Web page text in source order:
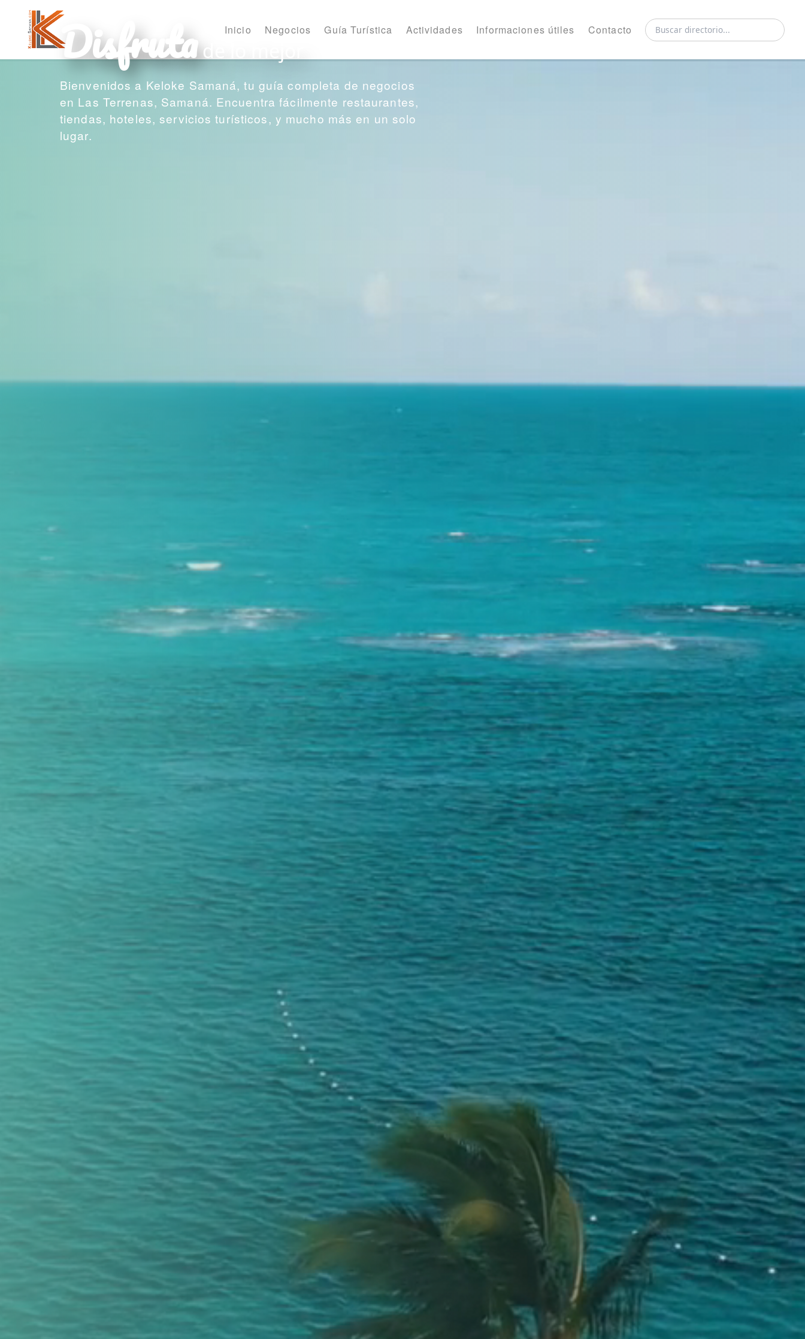
Inicio Negocios Guía Turística Actividades Informaciones útiles Contacto
Disfrutade lo mejor
Bienvenidos a Keloke Samaná, tu guía completa de negocios
en Las Terrenas, Samaná. Encuentra fácilmente restaurantes,
tiendas, hoteles, servicios turísticos, y mucho más en un solo
lugar.